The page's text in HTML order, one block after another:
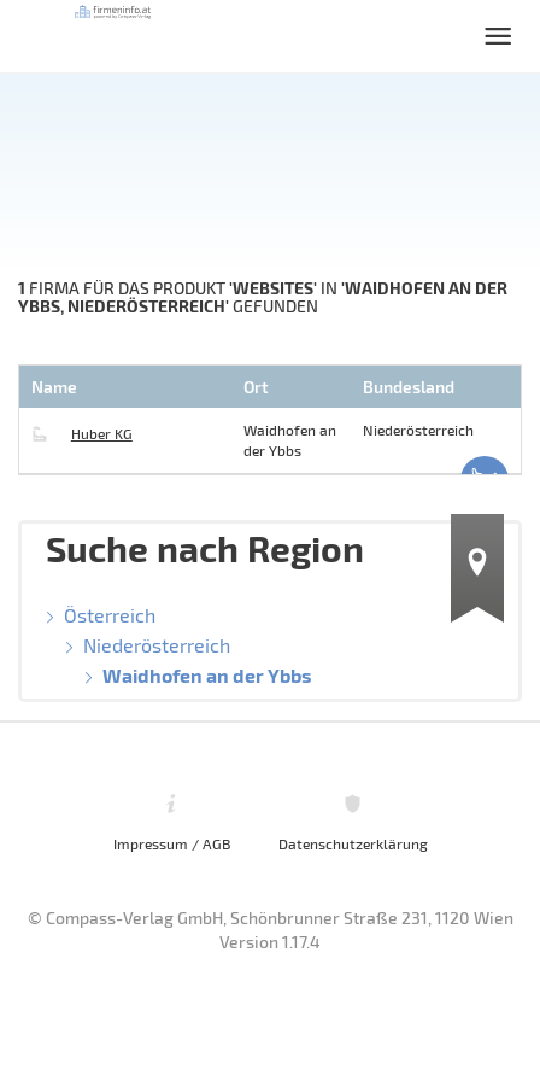
1 FIRMA FÜR DAS PRODUKT'WEBSITES' IN 'WAIDHOFEN AN DER
YBBS, NIEDERÖSTERREICH'GEFUNDEN
Name Ort Bundesland
Huber KG
Waidhofen an
der Ybbs
Niederösterreich
Suche nach Region
Österreich
Niederösterreich
Waidhofen an der Ybbs
Impressum / AGB Datenschutzerklärung
© Compass-Verlag GmbH, Schönbrunner Straße 231, 1120 Wien
Version 1.17.4